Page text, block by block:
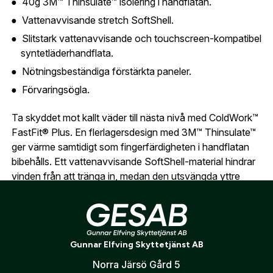
Vattenavvisande stretch SoftShell.
Slitstark vattenavvisande och touchscreen-kompatibel
syntetläderhandflata.
Nötningsbeständiga förstärkta paneler.
Förvaringsögla.
Ta skyddet mot kallt väder till nästa nivå med ColdWork™
FastFit® Plus. En flerlagersdesign med 3M™ Thinsulate™
ger värme samtidigt som fingerfärdigheten i handflatan
bibehålls. Ett vattenavvisande SoftShell-material hindrar
vinden från att tränga in, medan den utsvängda yttre
skydd och kan samverka med jackor för att hålla kyla
och snö ute. Den touchscreen-kompatibla och
vattenavvisande handflatan är förstärkt på slitstarka
områden för att ökat grepp och hållbarhet, vilket höjer
denna handske till en högre skyddsnivå än den ikoniska
översikt över dina beställningar och sparade
Är du en förening eller ett företag? Kontakta
oss så hjälper vi dig att skapa ett konto.
Land:*
E-post:
Verifiera e-post:*
Jag godkänner att mina personuppgifter behandlas enligt
Gunnar Elfving Skyttetjänst AB
Norra Järsö Gård 5